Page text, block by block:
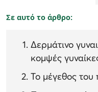
Σε αυτό το άρθρο:
Δερμάτινο
κομψές
Το μέγεθος του